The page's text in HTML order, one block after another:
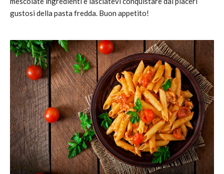
gustosi della pasta fredda. Buon appetito!